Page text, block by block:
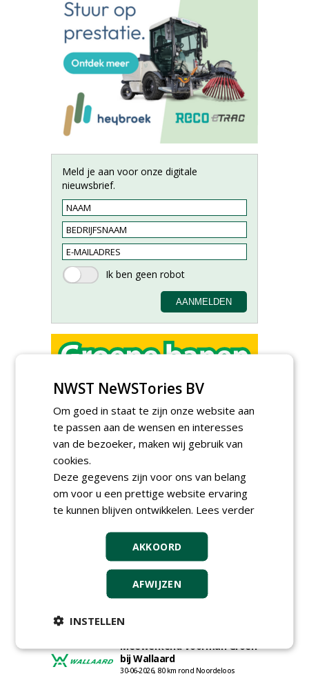
Meld je aan voor onze digitale
nieuwsbrief.
Adviseur openbaar groen,
Vos Capelle
27-07-2026, Sprang-Capelle
Accountmanager Nederland
Projectcoördinator milieu en
saneringen JdB groep
Werkvoorbereider /
calculator Groendaken bij
Wallaard
30-06-2026, Noordeloos
European Tree Worker bij
30-06-2026, 80 km rond Noordeloos
Meewerkend Voorman Groen
bij Wallaard
30-06-2026, 80 km rond Noordeloos
NWST NeWSTories BV
Om goed in staat te zijn onze website aan
te passen aan de wensen en interesses
van de bezoeker, maken wij gebruik van
cookies.
Deze gegevens zijn voor ons van belang
om voor u een prettige website ervaring
te kunnen blijven ontwikkelen. Lees verder
AKKOORD
AFWIJZEN
INSTELLEN